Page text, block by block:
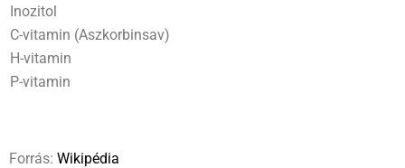
Inozitol
C-vitamin (Aszkorbinsav)
H-vitamin
P-vitamin
Forrás: Wikipédia